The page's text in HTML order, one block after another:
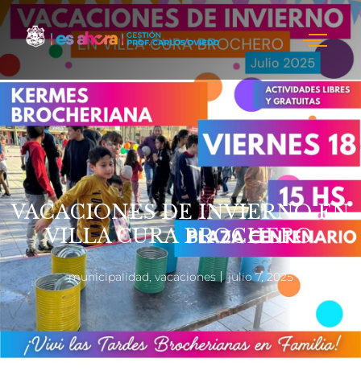
VACACIONES DE INVIERNO EN
VILLA CURA BROCHERO.
municipalidad,vacaciones julio 7, 2025